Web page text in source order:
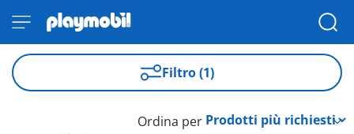
Filtro (1)
Ordina per